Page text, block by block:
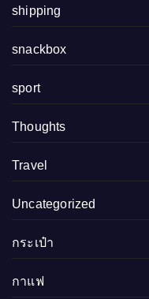
shipping
snackbox
sport
Thoughts
Travel
Uncategorized
กระเป๋า
กาแฟ